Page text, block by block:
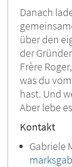
Danach
über den
der
Frère
was du
hast. Und
Aber lebe
Kontakt
Gabriele